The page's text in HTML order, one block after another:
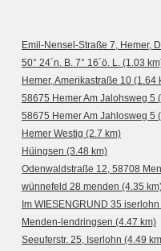
Emil-Nensel-Straße 7, Hemer,
50° 24´n. B. 7° 16´ö. L. (1.03
Hemer, Amerikastraße 10 (1.64
58675 Hemer Am Jalohsweg 5
58675 Hemer Am Jahlosweg 5
Hemer Westig (2.7 km)
Hüingsen (3.48 km)
Odenwaldstraße 12, 58708
wünnefeld 28 menden (4.35
Im WIESENGRUND 35
Menden-lendringsen (4.47 km)
Seeuferstr. 25, Iserlohn (4.49